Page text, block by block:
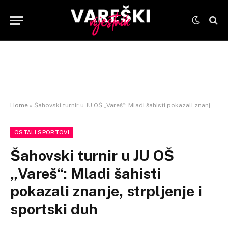
Home » Šahovski turnir u JU OŠ „Vareš“: Mladi šahisti pokazali znanje, strpljenje i sportski duh
OSTALI SPORTOVI
Šahovski turnir u JU OŠ
„Vareš“: Mladi šahisti
pokazali znanje, strpljenje i
sportski duh